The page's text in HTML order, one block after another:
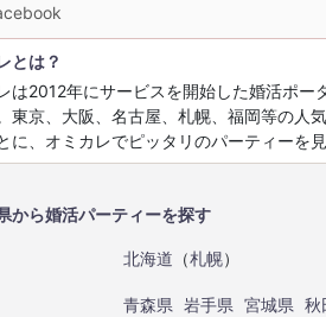
とは？
は2012年にサービスを開始した婚活ポ
東京、大阪、名古屋、札幌、福岡等の人
に、オミカレでピッタリのパーティーを
から婚活パーティーを探す
北海道 （札幌）
青森県 岩手県 宮城県 秋